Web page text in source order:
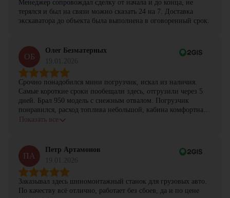
Менеджер сопровождал сделку от начала и до конца, не
терялся и был на связи можно сказать 24 на 7. Доставка
экскаватора до объекта была выполнена в оговоренный срок.
ОБ
Олег Безматерных
Срочно понадобился мини погрузчик, искал из наличия.
Самые короткие сроки пообещали здесь, отгрузили через 5
дней. Брал 950 модель с снежным отвалом. Погрузчик
понравился, расход топлива небольшой, кабина комфортная,
с задачами справляется.
Показать все
ПА
Петр Артамонов
Заказывал здесь шиномонтажный станок для грузовых авто.
По качеству всё отлично, работает без сбоев, да и по цене